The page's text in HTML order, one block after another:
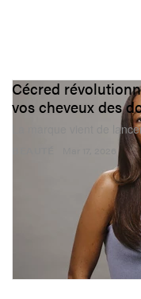
Cécred
vos cheveux des
La marque vient de